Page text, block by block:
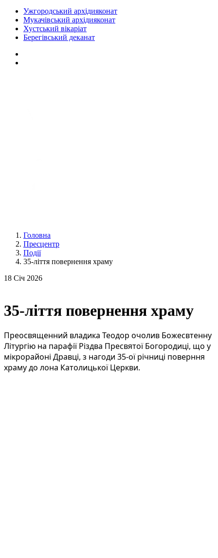
Ужгородський архідияконат
Мукачівський архідияконат
Хустський вікаріат
Берегівський деканат
Головна
Пресцентр
Події
35-ліття повернення храму
18 Січ 2026
35-ліття повернення храму
Преосвященний владика Теодор очолив Божесвтенну
Літургію на парафії Різдва Пресвятої Богородиці, що у
мікрорайоні Дравці, з нагоди 35-ої річниці поверння
храму до лона Католицької Церкви.